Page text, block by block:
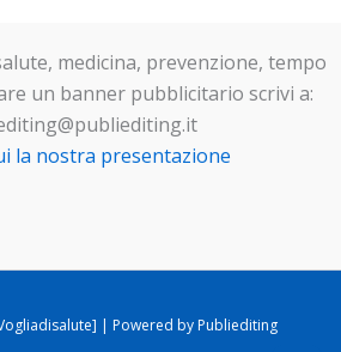
medicina, prevenzione, tempo
un banner pubblicitario scrivi a:
la nostra presentazione
| Powered by Publiediting